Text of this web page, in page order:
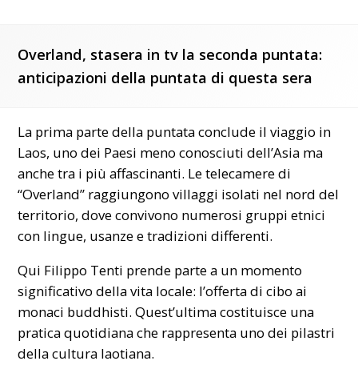
Overland, stasera in tv la seconda puntata:
anticipazioni della puntata di questa sera
La prima parte della puntata conclude il viaggio in
Laos, uno dei Paesi meno conosciuti dell’Asia ma
anche tra i più affascinanti. Le telecamere di
“Overland” raggiungono villaggi isolati nel nord del
territorio, dove convivono numerosi gruppi etnici
con lingue, usanze e tradizioni differenti.
Qui Filippo Tenti prende parte a un momento
significativo della vita locale: l’offerta di cibo ai
monaci buddhisti. Quest’ultima costituisce una
pratica quotidiana che rappresenta uno dei pilastri
della cultura laotiana.